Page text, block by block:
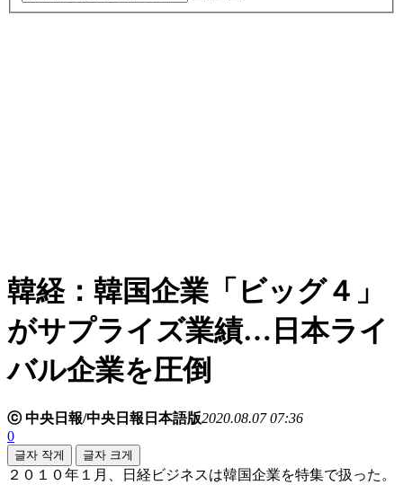
韓経：韓国企業「ビッグ４」
がサプライズ業績…日本ライ
バル企業を圧倒
ⓒ 中央日報/中央日報日本語版2020.08.07 07:36
0
글자 작게 글자 크게
２０１０年１月、日経ビジネスは韓国企業を特集で扱った。